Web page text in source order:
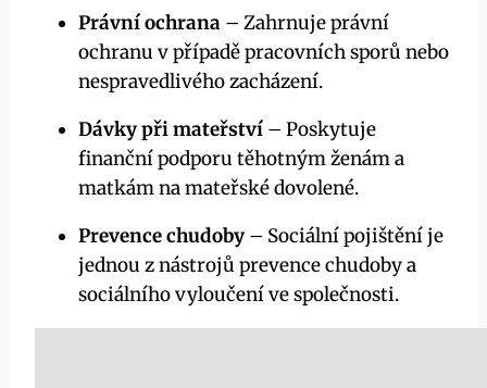
Právní ochrana – Zahrnuje právní
ochranu v případě pracovních sporů nebo
nespravedlivého zacházení.
Dávky při mateřství – Poskytuje
finanční podporu těhotným ženám a
matkám na mateřské dovolené.
Prevence chudoby – Sociální pojištění je
jednou z nástrojů prevence chudoby a
sociálního vyloučení ve společnosti.